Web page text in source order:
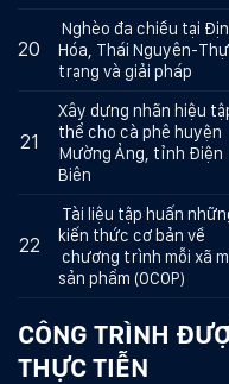
20
Nghèo đa chiều tại
Hóa, Thái Nguyên-
trạng và giải pháp
21
Xây dựng nhãn hiệu
thể cho cà phê huyện
Mường Ảng, tỉnh Điện
Biên
22
Tài liệu tập huấn
kiến thức cơ bản về
chương trình mỗi xã
sản phẩm (OCOP)
CÔNG TRÌNH
THỰC TIỄN